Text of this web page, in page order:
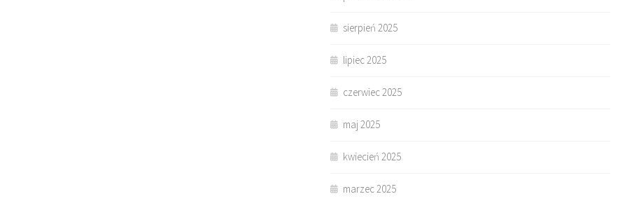
sierpień 2025
lipiec 2025
czerwiec 2025
maj 2025
kwiecień 2025
marzec 2025